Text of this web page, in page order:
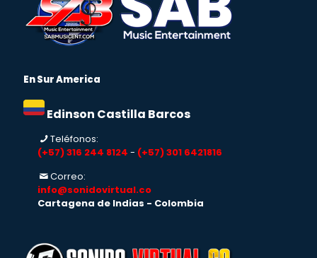
En Sur America
Edinson Castilla Barcos
Teléfonos:
(+57) 316 244 8124 - (+57) 301 6421816
Correo:
info@sonidovirtual.co
Cartagena de Indias - Colombia